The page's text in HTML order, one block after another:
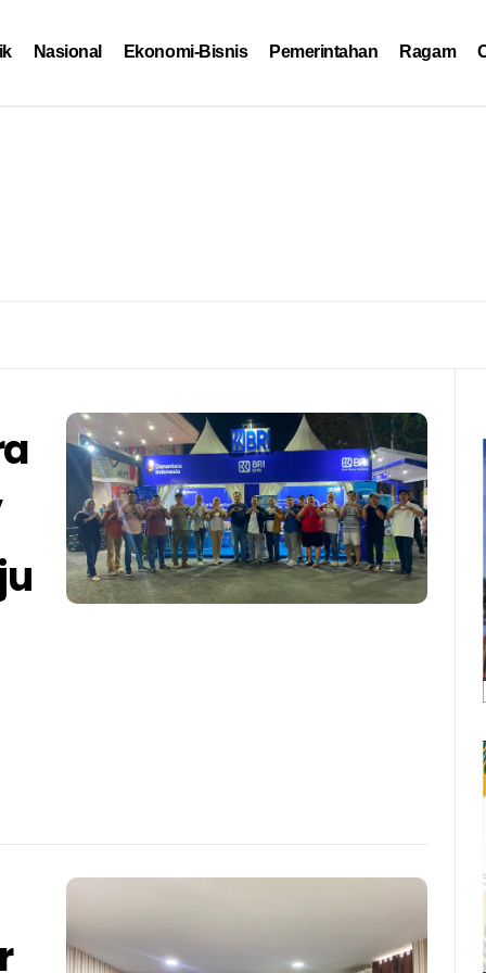
Nasional Ekonomi-Bisnis Pemerintahan Ragam